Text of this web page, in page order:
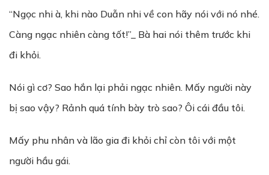
“Ngọc nhi à, khi nào Duẫn nhi về con hãy nói với nó nhé.
Càng ngạc nhiên càng tốt!”_ Bà hai nói thêm trước khi
đi khỏi.
Nói gì cơ? Sao hắn lại phải ngạc nhiên. Mấy người này
bị sao vậy? Rảnh quá tính bày trò sao? Ôi cái đầu tôi.
Mấy phu nhân và lão gia đi khỏi chỉ còn tôi với một
người hầu gái.